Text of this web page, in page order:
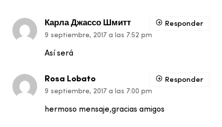
Карла Джассо Шмитт
9 septiembre, 2017 a las 7:52 pm
Así será
Responder
Rosa Lobato
9 septiembre, 2017 a las 7:00 pm
hermoso mensaje,gracias amigos
Responder